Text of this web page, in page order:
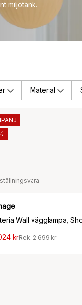
miljötänk.
Material
krRek. 2 699 kr